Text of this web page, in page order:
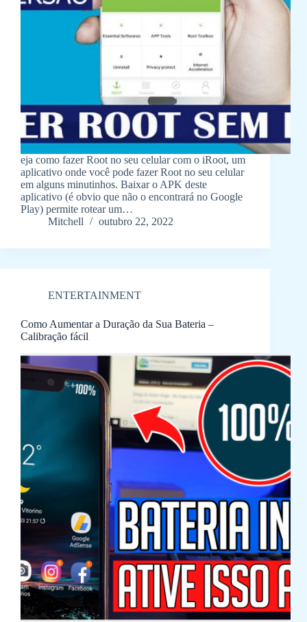
eja como fazer Root no seu celular com o iRoot, um
aplicativo onde você pode fazer Root no seu celular
em alguns minutinhos. Baixar o APK deste
aplicativo (é obvio que não o encontrará no Google
Play) permite rotear um…
Mitchell
outubro 22, 2022
ENTERTAINMENT
Como Aumentar a Duração da Sua Bateria –
Calibração fácil